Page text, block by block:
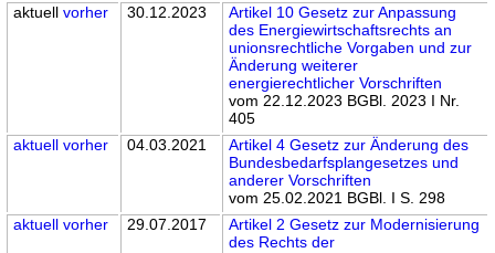
aktuellvorher 30.12.2023
Artikel 10 Gesetz zur Anpassung
des Energiewirtschaftsrechts an
unionsrechtliche Vorgaben und zur
Änderung weiterer
energierechtlicher Vorschriften
vom 22.12.2023 BGBl. 2023 I Nr.
405
aktuell vorher 04.03.2021
Artikel 4 Gesetz zur Änderung des
Bundesbedarfsplangesetzes und
anderer Vorschriften
vom 25.02.2021 BGBl. I S. 298
aktuell vorher 29.07.2017
Artikel 2 Gesetz zur Modernisierung
des Rechts der